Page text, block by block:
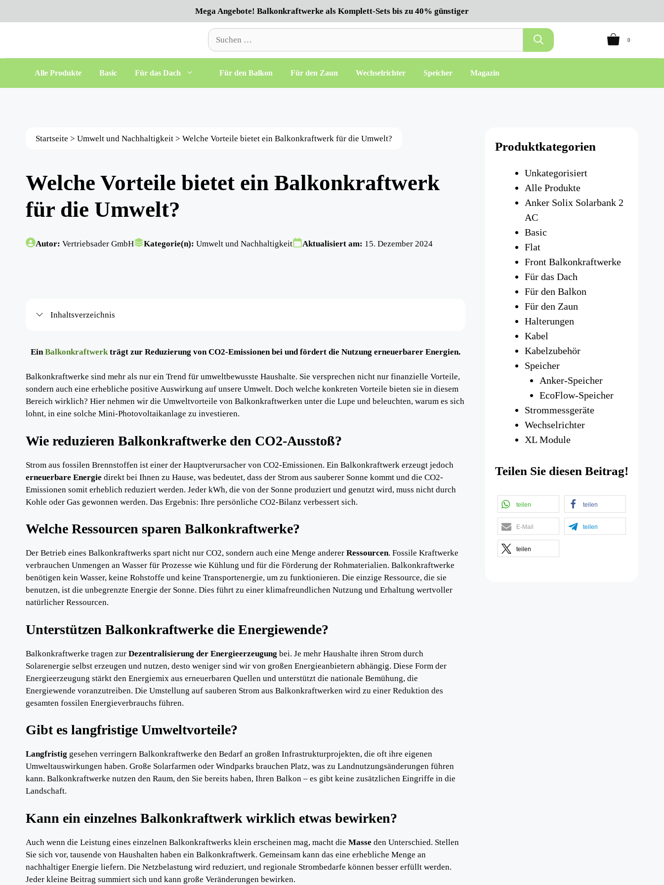
Mega Angebote! Balkonkraftwerke als Komplett-Sets bis zu 40% günstiger
Suchen
nach:
0
Alle Produkte Basic Für das Dach Für den Balkon Für den Zaun Wechselrichter Speicher Magazin
Startseite > Umwelt und Nachhaltigkeit > Welche Vorteile bietet ein Balkonkraftwerk für die Umwelt?
Welche Vorteile bietet ein Balkonkraftwerk
für die Umwelt?
Autor: Vertriebsader GmbH Kategorie(n): Umwelt und Nachhaltigkeit Aktualisiert am: 15. Dezember 2024
Inhaltsverzeichnis
EinBalkonkraftwerkträgt zur Reduzierung von CO2-Emissionen bei und fördert die Nutzung erneuerbarer Energien.
Balkonkraftwerke sind mehr als nur ein Trend für umweltbewusste Haushalte. Sie versprechen nicht nur finanzielle Vorteile,
sondern auch eine erhebliche positive Auswirkung auf unsere Umwelt. Doch welche konkreten Vorteile bieten sie in diesem
Bereich wirklich? Hier nehmen wir die Umweltvorteile von Balkonkraftwerken unter die Lupe und beleuchten, warum es sich
lohnt, in eine solche Mini-Photovoltaikanlage zu investieren.
Wie reduzieren Balkonkraftwerke den CO2-Ausstoß?
Strom aus fossilen Brennstoffen ist einer der Hauptverursacher von CO2-Emissionen. Ein Balkonkraftwerk erzeugt jedoch
erneuerbare Energie direkt bei Ihnen zu Hause, was bedeutet, dass der Strom aus sauberer Sonne kommt und die CO2-
Emissionen somit erheblich reduziert werden. Jeder kWh, die von der Sonne produziert und genutzt wird, muss nicht durch
Kohle oder Gas gewonnen werden. Das Ergebnis: Ihre persönliche CO2-Bilanz verbessert sich.
Welche Ressourcen sparen Balkonkraftwerke?
Der Betrieb eines Balkonkraftwerks spart nicht nur CO2, sondern auch eine Menge anderer Ressourcen. Fossile Kraftwerke
verbrauchen Unmengen an Wasser für Prozesse wie Kühlung und für die Förderung der Rohmaterialien. Balkonkraftwerke
benötigen kein Wasser, keine Rohstoffe und keine Transportenergie, um zu funktionieren. Die einzige Ressource, die sie
benutzen, ist die unbegrenzte Energie der Sonne. Dies führt zu einer klimafreundlichen Nutzung und Erhaltung wertvoller
natürlicher Ressourcen.
Unterstützen Balkonkraftwerke die Energiewende?
Balkonkraftwerke tragen zur Dezentralisierung der Energieerzeugung bei. Je mehr Haushalte ihren Strom durch
Solarenergie selbst erzeugen und nutzen, desto weniger sind wir von großen Energieanbietern abhängig. Diese Form der
Energieerzeugung stärkt den Energiemix aus erneuerbaren Quellen und unterstützt die nationale Bemühung, die
Energiewende voranzutreiben. Die Umstellung auf sauberen Strom aus Balkonkraftwerken wird zu einer Reduktion des
gesamten fossilen Energieverbrauchs führen.
Gibt es langfristige Umweltvorteile?
Langfristig gesehen verringern Balkonkraftwerke den Bedarf an großen Infrastrukturprojekten, die oft ihre eigenen
Umweltauswirkungen haben. Große Solarfarmen oder Windparks brauchen Platz, was zu Landnutzungsänderungen führen
kann. Balkonkraftwerke nutzen den Raum, den Sie bereits haben, Ihren Balkon – es gibt keine zusätzlichen Eingriffe in die
Landschaft.
Kann ein einzelnes Balkonkraftwerk wirklich etwas bewirken?
Auch wenn die Leistung eines einzelnen Balkonkraftwerks klein erscheinen mag, macht die Masse den Unterschied. Stellen
Sie sich vor, tausende von Haushalten haben ein Balkonkraftwerk. Gemeinsam kann das eine erhebliche Menge an
nachhaltiger Energie liefern. Die Netzbelastung wird reduziert, und regionale Strombedarfe können besser erfüllt werden.
Jeder kleine Beitrag summiert sich und kann große Veränderungen bewirken.
Produktkategorien
Unkategorisiert
Alle Produkte
Anker Solix Solarbank 2
AC
Basic
Flat
Front Balkonkraftwerke
Für das Dach
Für den Balkon
Für den Zaun
Halterungen
Kabel
Kabelzubehör
Speicher
Anker-Speicher
EcoFlow-Speicher
Strommessgeräte
Wechselrichter
XL Module
Teilen Sie diesen Beitrag!
teilen teilen
E-Mail teilen
teilen